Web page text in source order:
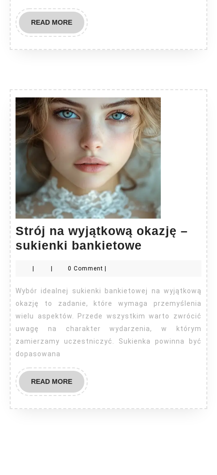
READ MOREREAD
MORE
Strój na wyjątkową okazję –
sukienki bankietowe
okazję
–
sukienki
bankietowe
0 Comment
Wybór idealnej sukienki bankietowej na wyjątkową
okazję to zadanie, które wymaga przemyślenia
wielu aspektów. Przede wszystkim warto zwrócić
uwagę na charakter wydarzenia, w którym
zamierzamy uczestniczyć. Sukienka powinna być
dopasowana
READ MOREREAD
MORE